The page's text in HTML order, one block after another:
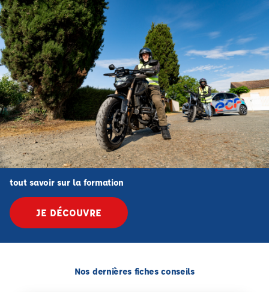
tout savoir sur la formation
JE DÉCOUVRE
Nos dernières fiches conseils